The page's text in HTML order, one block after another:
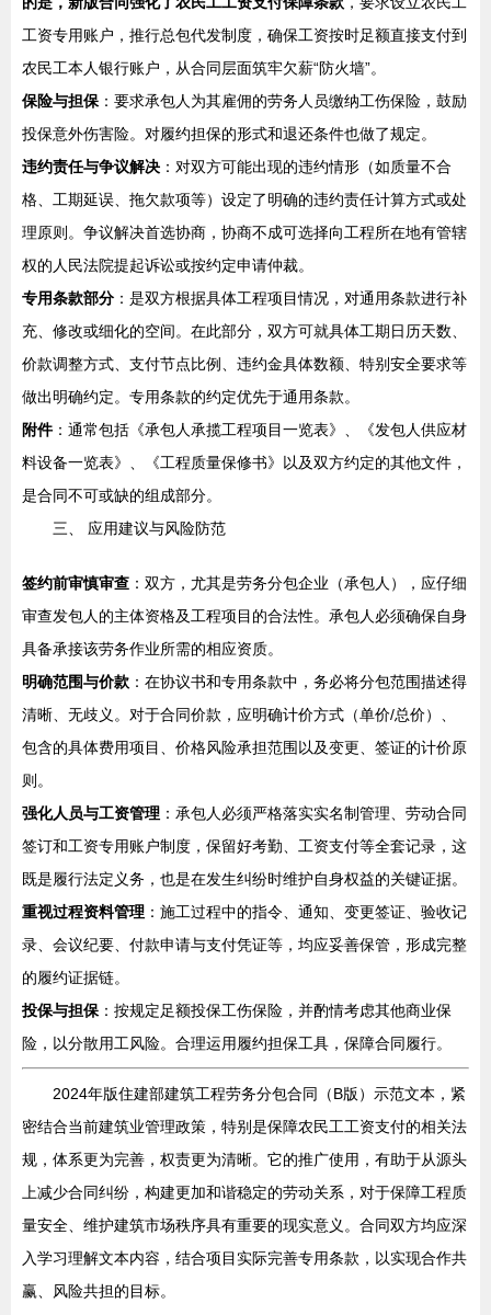
工资专用账户，推行总包代发制度，确保工资按时足额直接支付到
农民工本人银行账户，从合同层面筑牢欠薪“防火墙”。
保险与担保 ：要求承包人为其雇佣的劳务人员缴纳工伤保险，鼓励
投保意外伤害险。对履约担保的形式和退还条件也做了规定。
违约责任与争议解决 ：对双方可能出现的违约情形（如质量不合
格、工期延误、拖欠款项等）设定了明确的违约责任计算方式或处
理原则。争议解决首选协商，协商不成可选择向工程所在地有管辖
权的人民法院提起诉讼或按约定申请仲裁。
专用条款部分 ：是双方根据具体工程项目情况，对通用条款进行补
充、修改或细化的空间。在此部分，双方可就具体工期日历天数、
价款调整方式、支付节点比例、违约金具体数额、特别安全要求等
做出明确约定。专用条款的约定优先于通用条款。
附件：通常包括《承包人承揽工程项目一览表》、《发包人供应材
料设备一览表》、《工程质量保修书》以及双方约定的其他文件，
是合同不可或缺的组成部分。
三、 应用建议与风险防范
签约前审慎审查 ：双方，尤其是劳务分包企业（承包人），应仔细
审查发包人的主体资格及工程项目的合法性。承包人必须确保自身
具备承接该劳务作业所需的相应资质。
明确范围与价款 ：在协议书和专用条款中，务必将分包范围描述得
清晰、无歧义。对于合同价款，应明确计价方式（单价/总价）、
包含的具体费用项目、价格风险承担范围以及变更、签证的计价原
则。
强化人员与工资管理 ：承包人必须严格落实实名制管理、劳动合同
签订和工资专用账户制度，保留好考勤、工资支付等全套记录，这
既是履行法定义务，也是在发生纠纷时维护自身权益的关键证据。
重视过程资料管理 ：施工过程中的指令、通知、变更签证、验收记
录、会议纪要、付款申请与支付凭证等，均应妥善保管，形成完整
的履约证据链。
投保与担保 ：按规定足额投保工伤保险，并酌情考虑其他商业保
险，以分散用工风险。合理运用履约担保工具，保障合同履行。
2024年版住建部建筑工程劳务分包合同（B版）示范文本，紧
密结合当前建筑业管理政策，特别是保障农民工工资支付的相关法
规，体系更为完善，权责更为清晰。它的推广使用，有助于从源头
上减少合同纠纷，构建更加和谐稳定的劳动关系，对于保障工程质
量安全、维护建筑市场秩序具有重要的现实意义。合同双方均应深
入学习理解文本内容，结合项目实际完善专用条款，以实现合作共
赢、风险共担的目标。